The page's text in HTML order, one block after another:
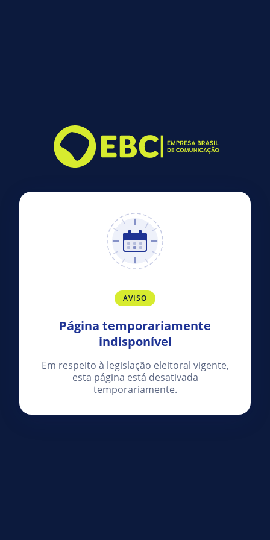
AVISO
Página temporariamente
indisponível
Em respeito à legislação eleitoral vigente,
esta página está desativada
temporariamente.